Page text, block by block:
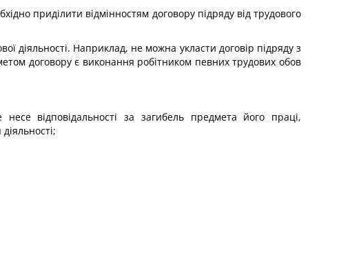
приділити відмінностям договору підряду від трудового
діяльності. Наприклад, не можна укласти договір підряду з
договору є виконання робітником певних трудових обов
відповідальності за загибель предмета його праці,